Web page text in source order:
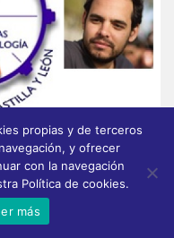
propias y de terceros
y ofrecer
con la navegación
Política de cookies.
más